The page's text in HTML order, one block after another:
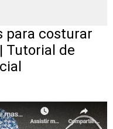
para costurar
Tutorial de